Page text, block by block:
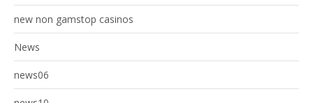
new non gamstop casinos
News
news06